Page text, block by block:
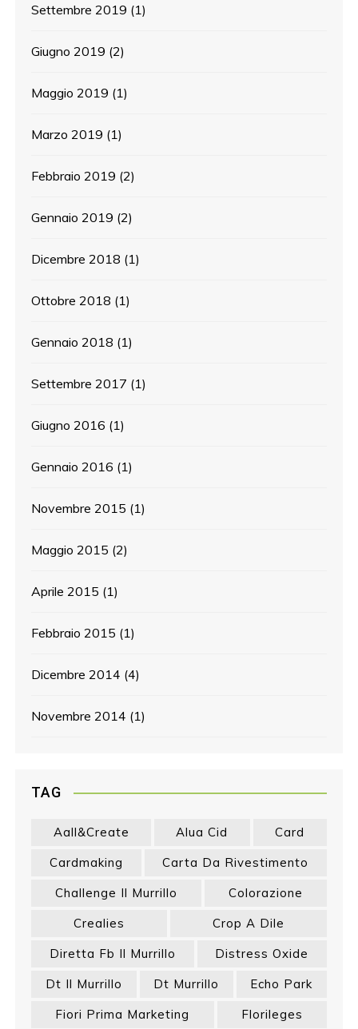
Settembre 2019 (1)
Giugno 2019 (2)
Maggio 2019 (1)
Marzo 2019 (1)
Febbraio 2019 (2)
Gennaio 2019 (2)
Dicembre 2018 (1)
Ottobre 2018 (1)
Gennaio 2018 (1)
Settembre 2017 (1)
Giugno 2016 (1)
Gennaio 2016 (1)
Novembre 2015 (1)
Maggio 2015 (2)
Aprile 2015 (1)
Febbraio 2015 (1)
Dicembre 2014 (4)
Novembre 2014 (1)
TAG
Aall&create Alua Cid
Card
Cardmaking
Carta Da Rivestimento
Challenge Il Murrillo
Colorazione
Crealies
Crop A Dile
Diretta Fb Il Murrillo
Distress Oxide
Dt Il Murrillo
Dt Murrillo
Echo Park
Fiori Prima Marketing
Florileges